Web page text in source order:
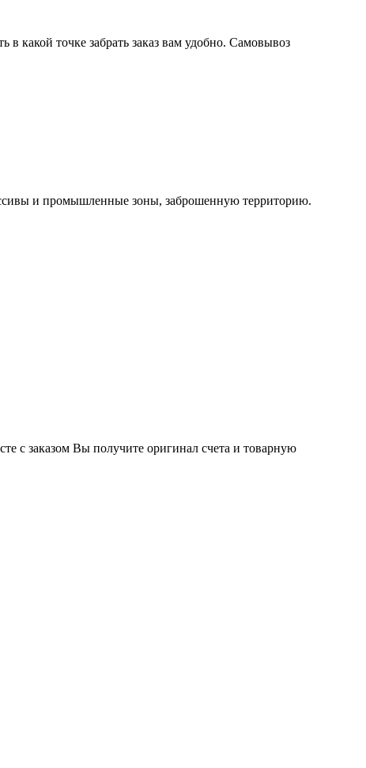
какой точке забрать заказ вам удобно. Самовывоз
и промышленные зоны, заброшенную территорию.
с заказом Вы получите оригинал счета и товарную